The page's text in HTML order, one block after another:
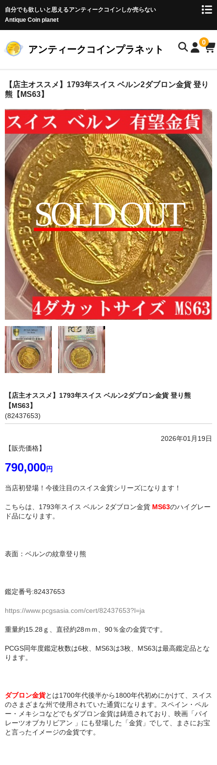
自分でも欲しいと思えるアンティークコインしか売らない
Antique Coin planet
アンティークコインプラネット
0
ホーム
オークション
お客様の声
店主のブログ
コイン初心者の方へ
お問い合わせ
会社概要
各種代行
ご注文の流れ
【店主オススメ】1793年スイス ベルン2ダブロン金貨 登り
熊【MS63】
SOLD OUT
【店主オススメ】1793年スイス ベルン2ダブロン金貨 登り熊
【MS63】
(82437653)
2026年01月19日
【販売価格】
790,000円
当店初登場！今後注目のスイス金貨シリーズになります！
こちらは、1793年スイス ベルン 2ダブロン金貨 MS63のハイグレー
ド品になります。
表面：ベルンの紋章登り熊
鑑定番号:82437653
https://www.pcgsasia.com/cert/82437653?l=ja
重量約15.28ｇ、直径約28ｍｍ、90％金の金貨です。
PCGS同年度鑑定枚数は6枚、MS63は3枚、MS63は最高鑑定品とな
ります。
ダブロン金貨とは1700年代後半から1800年代初めにかけて、スイス
のさまざまな州で使用されていた通貨になります。スペイン・ペル
ー・メキシコなどでもダブロン金貨は鋳造されており、映画「パイ
レーツオブカリビアン 」にも登場した「金貨」でして、まさにお宝
と言ったイメージの金貨です。